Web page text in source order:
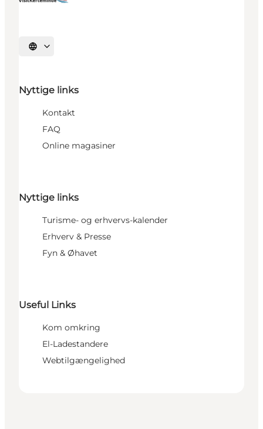
Vælg sprog
Nyttige links
Kontakt
FAQ
Online magasiner
Nyttige links
Turisme- og erhvervs-kalender
Erhverv & Presse
Fyn & Øhavet
Useful Links
Kom omkring
El-Ladestandere
Webtilgængelighed